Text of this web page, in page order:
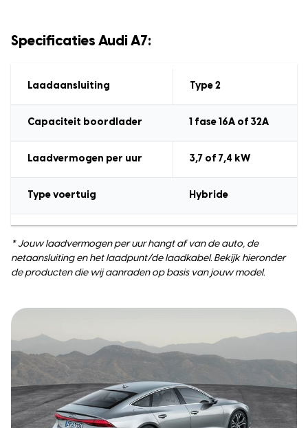
Specificaties Audi A7:
Laadaansluiting Type 2
Capaciteit boordlader 1 fase 16A of 32A
Laadvermogen per uur 3,7 of 7,4 kW
Type voertuig Hybride
* Jouw laadvermogen per uur hangt af van de auto, de
netaansluiting en het laadpunt/de laadkabel. Bekijk hieronder
de producten die wij aanraden op basis van jouw model.